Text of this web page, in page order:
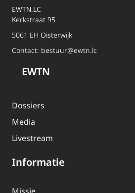
EWTN.LC
Kerkstraat 95
5061 EH Oisterwijk
Contact: bestuur@ewtn.lc
EWTN
Dossiers
Media
Livestream
Informatie